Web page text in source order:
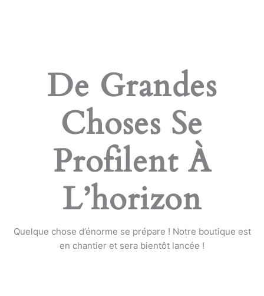
De Grandes
Choses Se
Profilent À
L’horizon
Quelque chose d’énorme se prépare ! Notre boutique est
en chantier et sera bientôt lancée !